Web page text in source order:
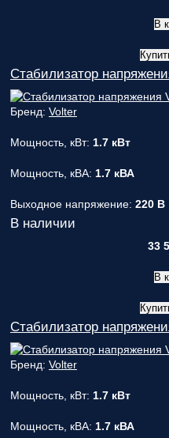
В
Стабилизатор
Бренд: Volter
Мощность, кВт: 1.7 кВт
Мощность, кВА: 1.7 кВА
Выходное напряжение: 220 В
В наличии
33
В
Стабилизатор
Бренд: Volter
Мощность, кВт: 1.7 кВт
Мощность, кВА: 1.7 кВА